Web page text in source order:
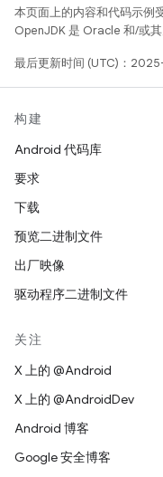
本页面上的内容和代码示例
OpenJDK 是 Oracle 和/或其
最后更新时间 (UTC)：
构建
Android 代码库
要求
下载
预览二进制文件
出厂映像
驱动程序二进制文件
关注
X 上的 @Android
X 上的 @AndroidDev
Android 博客
Google 安全博客